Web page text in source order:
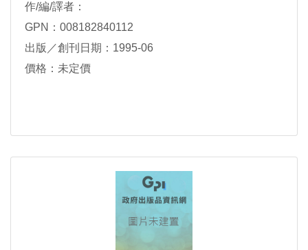
作/編/譯者：
GPN：008182840112
出版／創刊日期：1995-06
價格：未定價